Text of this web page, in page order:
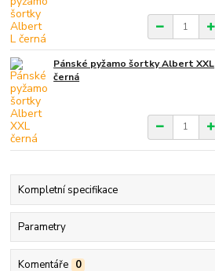
Pánské pyžamo šortky Albert XXL
černá
Kompletní specifikace
Parametry
Komentáře 0